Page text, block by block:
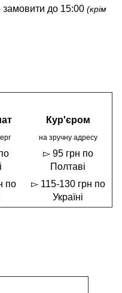
замовити до 15:00 (крім
по
Кур'єром
на зручну адресу
▻ 95 грн по
Полтаві
▻ 115-130 грн по
Україні